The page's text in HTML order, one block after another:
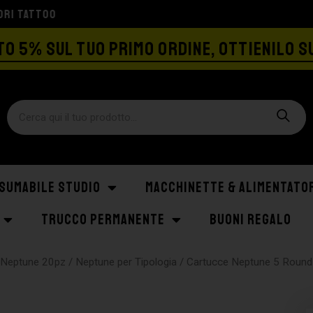
5% SUL TUO PRIMO ORDINE, OTTIENILO
STUDIO
MACCHINETTE &
TRUCCO PERMANENTE
BUONI REGALO
Neptune 20pz / Neptune per Tipologia / Cartucce Neptune 5